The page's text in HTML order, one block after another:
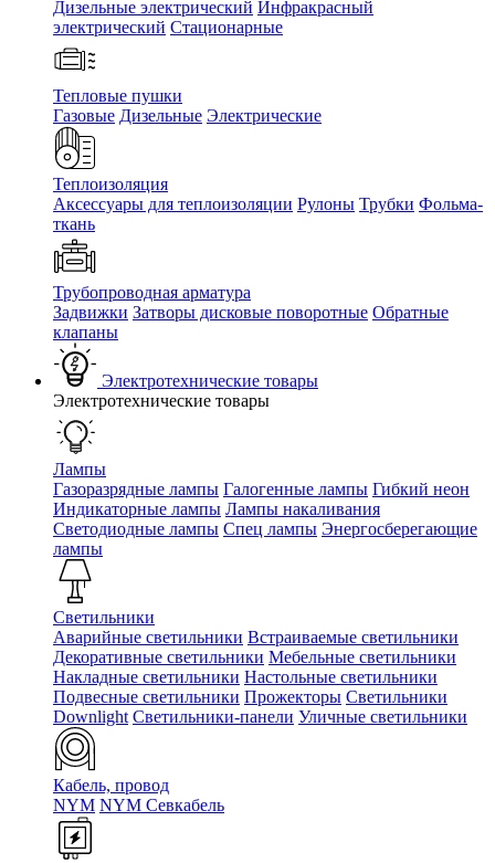
Дизельные электрический Инфракрасный
электрический Стационарные
Тепловые пушки
Газовые Дизельные Электрические
Теплоизоляция
Аксессуары для теплоизоляции Рулоны Трубки Фольма-
ткань
Трубопроводная арматура
Задвижки Затворы дисковые поворотные Обратные
клапаны
Электротехнические товары
Электротехнические товары
Лампы
Газоразрядные лампы Галогенные лампы Гибкий неон
Индикаторные лампы Лампы накаливания
Светодиодные лампы Спец лампы Энергосберегающие
лампы
Светильники
Аварийные светильники Встраиваемые светильники
Декоративные светильники Мебельные светильники
Накладные светильники Настольные светильники
Подвесные светильники Прожекторы Светильники
Downlight Светильники-панели Уличные светильники
Кабель, провод
NYM NYM Севкабель